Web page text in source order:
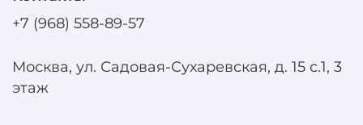
+7 (968) 558-89-57
Москва, ул. Садовая-Сухаревская, д. 15 с.1, 3
этаж